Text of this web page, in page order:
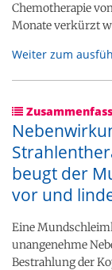
Chemotherapie
Monate verkürzt
Weiter zum
beugt der
vor und
Eine
unangenehme
Bestrahlung der